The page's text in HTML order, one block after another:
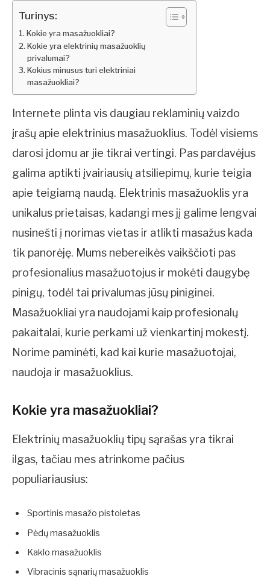
Turinys:
Kokie yra masažuokliai?
Kokie yra elektrinių masažuoklių
privalumai?
Kokius minusus turi elektriniai
masažuokliai?
Internete plinta vis daugiau reklaminių vaizdo
įrašų apie elektrinius masažuoklius. Todėl visiems
darosi įdomu ar jie tikrai vertingi. Pas pardavėjus
galima aptikti įvairiausių atsiliepimų, kurie teigia
apie teigiamą naudą. Elektrinis masažuoklis yra
unikalus prietaisas, kadangi mes jį galime lengvai
nusinešti į norimas vietas ir atlikti masažus kada
tik panorėję. Mums nebereikės vaikščioti pas
profesionalius masažuotojus ir mokėti daugybę
pinigų, todėl tai privalumas jūsų piniginei.
Masažuokliai yra naudojami kaip profesionalų
pakaitalai, kurie perkami už vienkartinį mokestį.
Norime paminėti, kad kai kurie masažuotojai,
naudoja ir masažuoklius.
Kokie yra masažuokliai?
Elektrinių masažuoklių tipų sąrašas yra tikrai
ilgas, tačiau mes atrinkome pačius
populiariausius:
Sportinis masažo pistoletas
Pėdų masažuoklis
Kaklo masažuoklis
Vibracinis sąnarių masažuoklis